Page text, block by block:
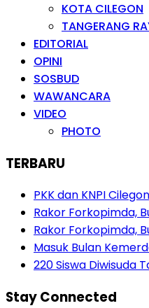
KOTA CILEGON
TANGERANG
EDITORIAL
OPINI
SOSBUD
WAWANCARA
VIDEO
PHOTO
TERBARU
PKK dan KNPI
Rakor Forkopimda,
Rakor Forkopimda,
Masuk Bulan
220 Siswa Diwisuda
Stay Connected